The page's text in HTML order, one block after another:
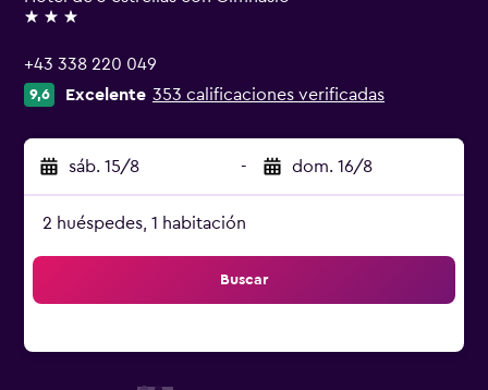
3 estrellas
+43 338 220 049
9,6 Excelente 353 calificaciones verificadas
sáb. 15/8 - dom. 16/8
2 huéspedes, 1 habitación
Buscar